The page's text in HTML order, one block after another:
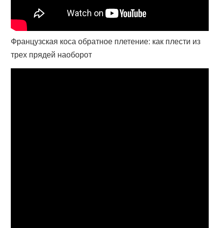
Французская коса обратное плетение: как плести из
трех прядей наоборот